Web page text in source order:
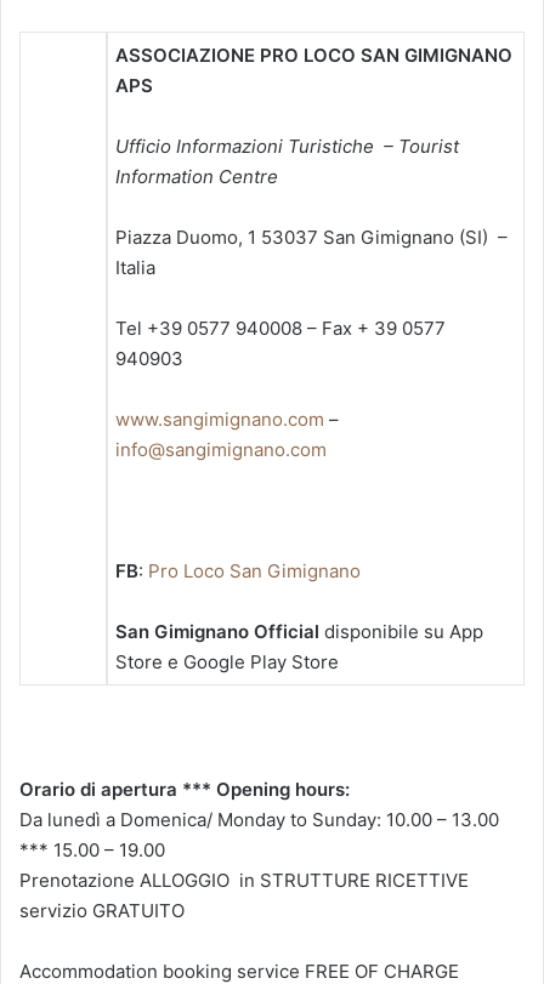
ASSOCIAZIONE PRO LOCO SAN GIMIGNANO
APS
Ufficio Informazioni Turistiche – Tourist
Information Centre
Piazza Duomo, 1 53037 San Gimignano (SI) –
Italia
Tel +39 0577 940008 – Fax + 39 0577
940903
www.sangimignano.com –
info@sangimignano.com
FB: Pro Loco San Gimignano
San Gimignano Official disponibile su App
Store e Google Play Store
Orario di apertura *** Opening hours:
Da lunedì a Domenica/ Monday to Sunday: 10.00 – 13.00
*** 15.00 – 19.00
Prenotazione ALLOGGIO in STRUTTURE RICETTIVE
servizio GRATUITO
Accommodation booking service FREE OF CHARGE